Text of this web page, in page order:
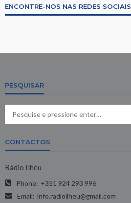
ENCONTRE-NOS NAS REDES SOCIAIS
PESQUISAR
CONTACTOS
Rádio Ilhéu
Phone: +351 924 293 996
Email: info.radioilheu@gmail.com